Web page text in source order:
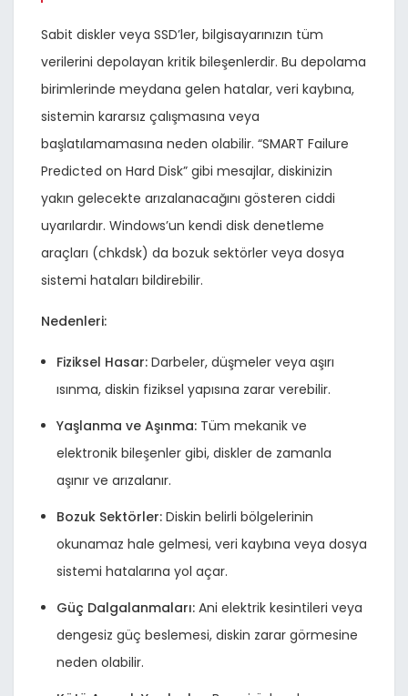
Sabit diskler veya SSD’ler, bilgisayarınızın tüm
verilerini depolayan kritik bileşenlerdir. Bu depolama
birimlerinde meydana gelen hatalar, veri kaybına,
sistemin kararsız çalışmasına veya
başlatılamamasına neden olabilir. “SMART Failure
Predicted on Hard Disk” gibi mesajlar, diskinizin
yakın gelecekte arızalanacağını gösteren ciddi
uyarılardır. Windows’un kendi disk denetleme
araçları (chkdsk) da bozuk sektörler veya dosya
sistemi hataları bildirebilir.
Nedenleri:
Fiziksel Hasar: Darbeler, düşmeler veya aşırı
ısınma, diskin fiziksel yapısına zarar verebilir.
Yaşlanma ve Aşınma: Tüm mekanik ve
elektronik bileşenler gibi, diskler de zamanla
aşınır ve arızalanır.
Bozuk Sektörler: Diskin belirli bölgelerinin
okunamaz hale gelmesi, veri kaybına veya dosya
sistemi hatalarına yol açar.
Güç Dalgalanmaları: Ani elektrik kesintileri veya
dengesiz güç beslemesi, diskin zarar görmesine
neden olabilir.